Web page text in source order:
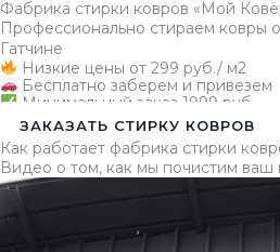
Фабрика стирки ковров «Мой
Профессионально стираем ковры
Гатчине
Низкие цены от 299 руб./ м2
Бесплатно заберем и привезем
Минимальный заказ 1999 руб.
ЗАКАЗАТЬ СТИРКУ КОВРОВ
Как работает фабрика стирки
Видео о том, как мы почистим